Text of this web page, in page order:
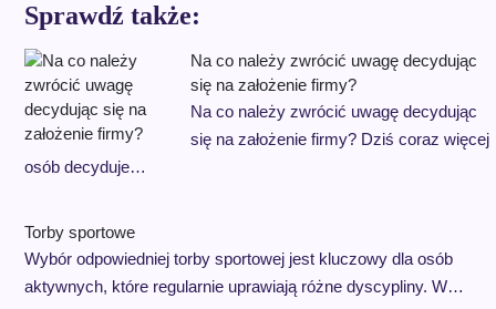
Sprawdź także:
Na co należy zwrócić uwagę decydując
się na założenie firmy?
Na co należy zwrócić uwagę decydując
się na założenie firmy? Dziś coraz więcej
osób decyduje…
Torby sportowe
Wybór odpowiedniej torby sportowej jest kluczowy dla osób
aktywnych, które regularnie uprawiają różne dyscypliny. W…